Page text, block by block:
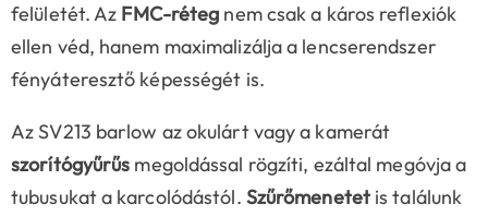
felületét. Az FMC-réteg nem csak a káros reflexiók
ellen véd, hanem maximalizálja a lencserendszer
fényáteresztő képességét is.
Az SV213 barlow az okulárt vagy a kamerát
szorítógyűrűs megoldással rögzíti, ezáltal megóvja a
tubusukat a karcolódástól. Szűrőmenetetis találunk